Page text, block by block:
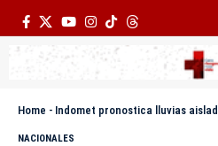
Home - Indomet pronostica lluvias aisladas y mantiene
NACIONALES